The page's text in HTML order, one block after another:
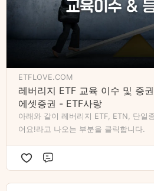
니다.
아래 글 참고해주세요!
http://etflove.com/reverage-
ETFLOVE.COM
레버리지 ETF 교육 이수 및 증
에셋증권 - ETF사랑
아래와 같이 레버리지 ETF, ETN, 단일
어요!라고 나오는 부분을 클릭합니다.